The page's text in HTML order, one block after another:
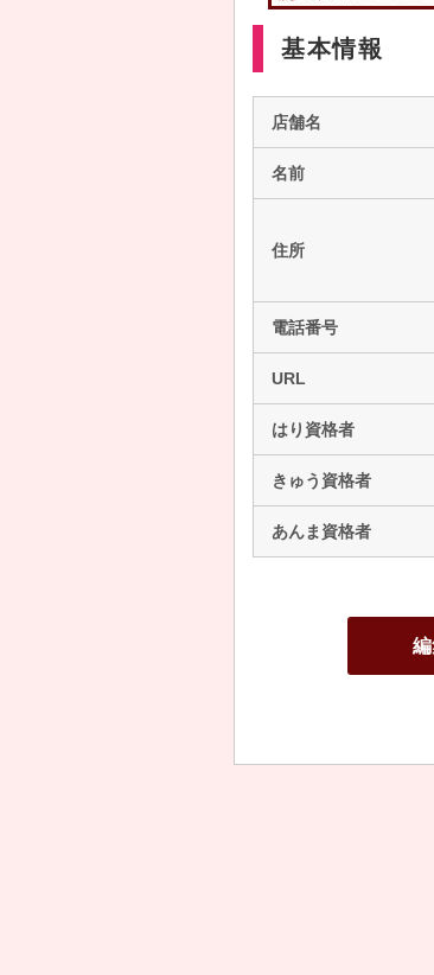
基本情報
店舗名
名前
住所
電話番号
URL
はり資格者
きゅう資格者
あんま資格者